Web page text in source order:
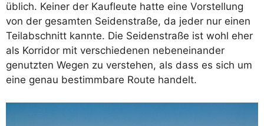
üblich. Keiner der Kaufleute hatte eine Vorstellung
von der gesamten Seidenstraße, da jeder nur einen
Teilabschnitt kannte. Die Seidenstraße ist wohl eher
als Korridor mit verschiedenen nebeneinander
genutzten Wegen zu verstehen, als dass es sich um
eine genau bestimmbare Route handelt.